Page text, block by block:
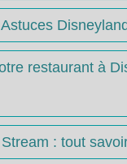
restaurant à
: tout